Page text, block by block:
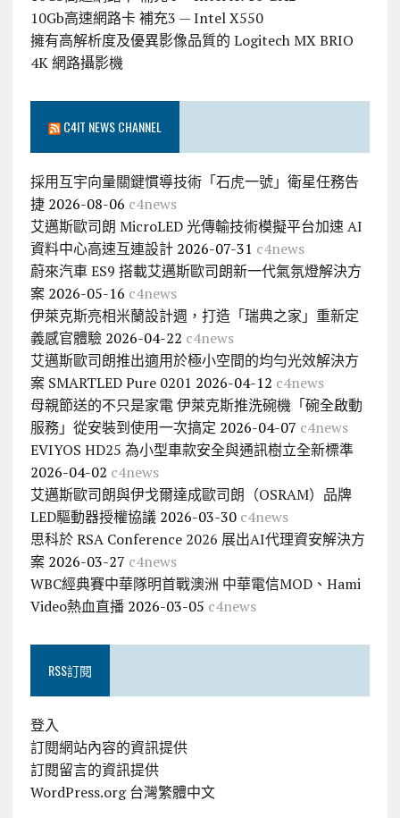
10Gb高速網路卡 補充3 — Intel X550
擁有高解析度及優異影像品質的 Logitech MX BRIO
4K 網路攝影機
C4IT NEWS CHANNEL
採用互宇向量關鍵慣導技術「石虎一號」衛星任務告
捷 2026-08-06 c4news
艾邁斯歐司朗 MicroLED 光傳輸技術模擬平台加速 AI
資料中心高速互連設計 2026-07-31 c4news
蔚來汽車 ES9 搭載艾邁斯歐司朗新一代氣氛燈解決方
案 2026-05-16 c4news
伊萊克斯亮相米蘭設計週，打造「瑞典之家」重新定
義感官體驗 2026-04-22 c4news
艾邁斯歐司朗推出適用於極小空間的均勻光效解決方
案 SMARTLED Pure 0201 2026-04-12 c4news
母親節送的不只是家電 伊萊克斯推洗碗機「碗全啟動
服務」從安裝到使用一次搞定 2026-04-07 c4news
EVIYOS HD25 為小型車款安全與通訊樹立全新標準
2026-04-02 c4news
艾邁斯歐司朗與伊戈爾達成歐司朗（OSRAM）品牌
LED驅動器授權協議 2026-03-30 c4news
思科於 RSA Conference 2026 展出AI代理資安解決方
案 2026-03-27 c4news
WBC經典賽中華隊明首戰澳洲 中華電信MOD、Hami
Video熱血直播 2026-03-05 c4news
RSS訂閱
登入
訂閱網站內容的資訊提供
訂閱留言的資訊提供
WordPress.org 台灣繁體中文